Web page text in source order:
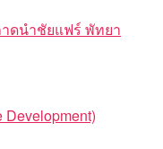
าดนำชัยแฟร์ พัทยา